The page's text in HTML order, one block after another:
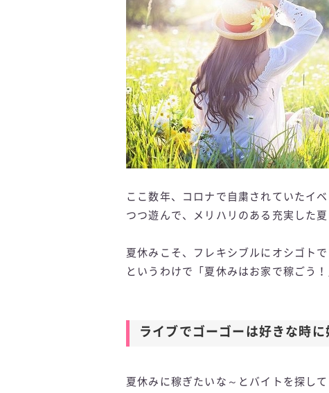
ここ数年、コロナで自粛されていたイ
つつ遊んで、メリハリのある充実した
夏休みこそ、フレキシブルにオシゴト
というわけで「夏休みはお家で稼ごう
ライブでゴーゴーは好きな時に
夏休みに稼ぎたいな～とバイトを探して